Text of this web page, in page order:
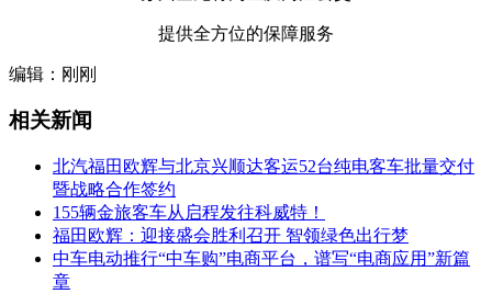
提供全方位的保障服务
编辑：刚刚
相关新闻
北汽福田欧辉与北京兴顺达客运52台纯电客车批量交付
暨战略合作签约
155辆金旅客车从启程发往科威特！
福田欧辉：迎接盛会胜利召开 智领绿色出行梦
中车电动推行“中车购”电商平台，谱写“电商应用”新篇
章